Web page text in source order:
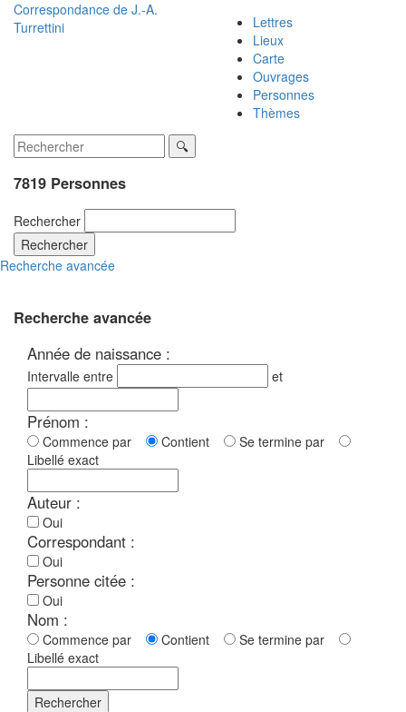
Correspondance de J.-A.
Turrettini
Lettres
Lieux
Carte
Ouvrages
Personnes
Thèmes
7819 Personnes
Rechercher
Rechercher
Recherche avancée
Recherche avancée
Année de naissance :
Intervalle entre et
Prénom :
Commence par Contient
Se termine par
Libellé exact
Auteur :
Oui
Correspondant :
Oui
Personne citée :
Oui
Nom :
Commence par Contient
Se termine par
Libellé exact
Rechercher